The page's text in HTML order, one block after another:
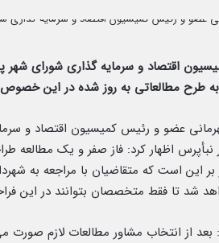
اقتصاد و سرمایه گذاری شورای شهر
به طرح مطالعاتی به روز شده در این خصوص
عضو و رئیس کمیسیون اقتصاد و
نبأپرس اظهار کرد: فاز صفر و یک
بر این است که متقاضیان با مراجعه به
شد تا فقط متخصصان بتوانند در این
بعد از انتخاب مشاور مطالعات لازم